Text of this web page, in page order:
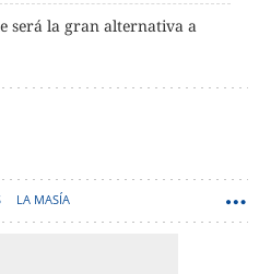
será la gran alternativa a
LA MASÍA